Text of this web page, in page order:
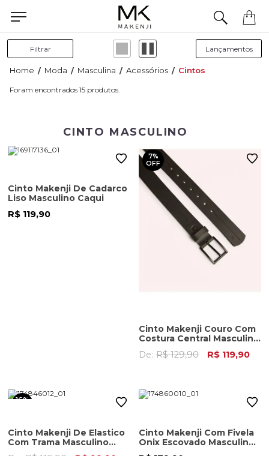
Filtrar
Moda Masculina Acessórios Cintos
15
CINTO MASCULINO
Cinto Makenji De Cadarco
Liso Masculino Caqui
R$ 119,90
7%
OFF
Cinto Makenji Couro Com
Costura Central Masculino
De: R$ 129,90 R$ 119,90
16%
Cinto Makenji De Elastico
Com Trama Masculino
Camel
Cinto Makenji Com Fivela
Onix Escovado Masculino